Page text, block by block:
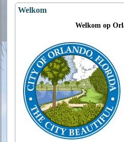
Welkom
Welkom op